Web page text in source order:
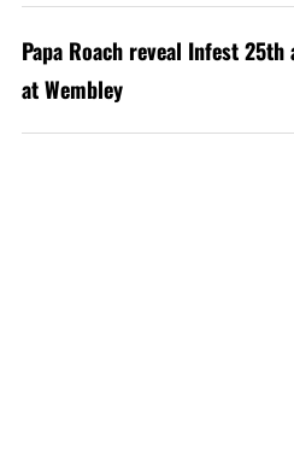
Papa Roach reveal Infest
at Wembley